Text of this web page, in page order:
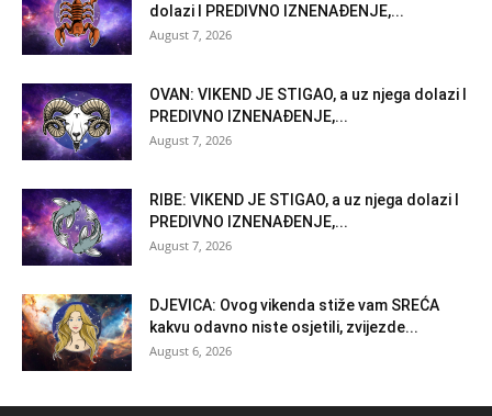
dolazi I PREDIVNO IZNENAĐENJE,...
August 7, 2026
OVAN: VIKEND JE STIGAO, a uz njega dolazi I
PREDIVNO IZNENAĐENJE,...
August 7, 2026
RIBE: VIKEND JE STIGAO, a uz njega dolazi I
PREDIVNO IZNENAĐENJE,...
August 7, 2026
DJEVICA: Ovog vikenda stiže vam SREĆA
kakvu odavno niste osjetili, zvijezde...
August 6, 2026